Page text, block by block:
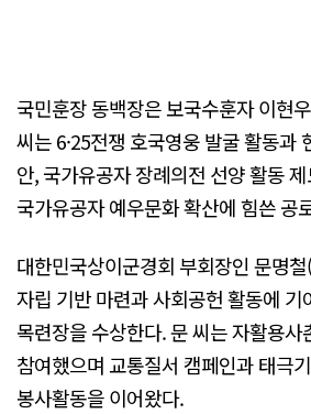
국민훈장 동백장은 보국수훈자 이현
씨는 6·25전쟁 호국영웅 발굴 활동과
안, 국가유공자 장례의전 선양 활동
국가유공자 예우문화 확산에 힘쓴 공
대한민국상이군경회 부회장인 문명
자립 기반 마련과 사회공헌 활동에
목련장을 수상한다. 문 씨는 자활용사
참여했으며 교통질서 캠페인과 태극
봉사활동을 이어왔다.